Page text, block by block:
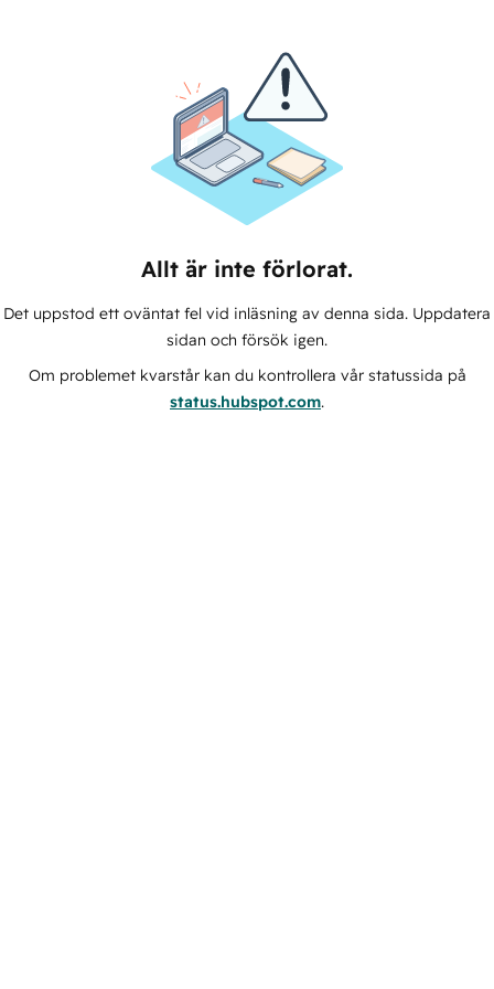
Allt är inte förlorat.
Det uppstod ett oväntat fel vid inläsning av denna sida. Uppdatera
sidan och försök igen.
Om problemet kvarstår kan du kontrollera vår statussida på
status.hubspot.com.